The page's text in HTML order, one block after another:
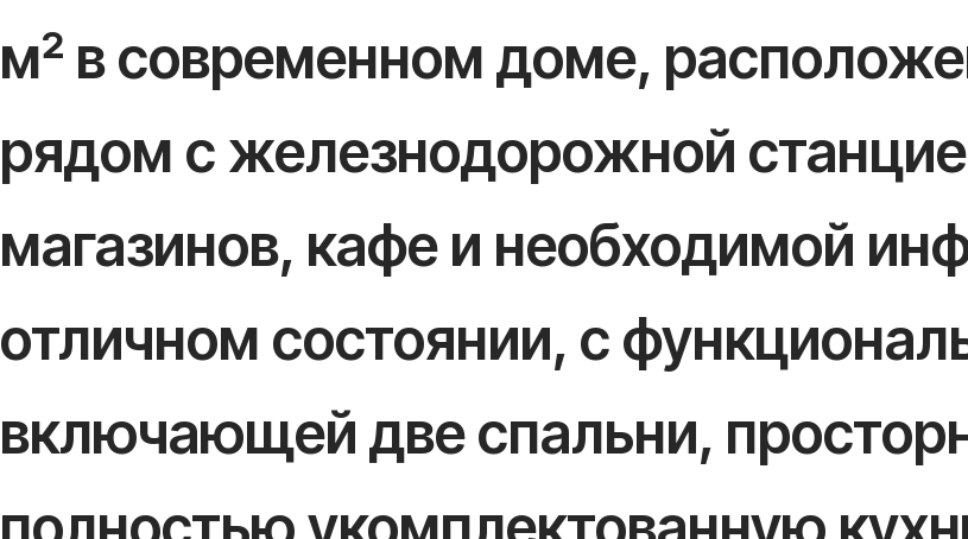
м² в современном доме,
рядом с железнодорожной
магазинов, кафе и необходимой
отличном состоянии, с
включающей две спальни,